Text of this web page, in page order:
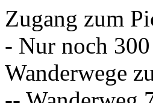
Zugang zum
- Nur noch
Wanderwege